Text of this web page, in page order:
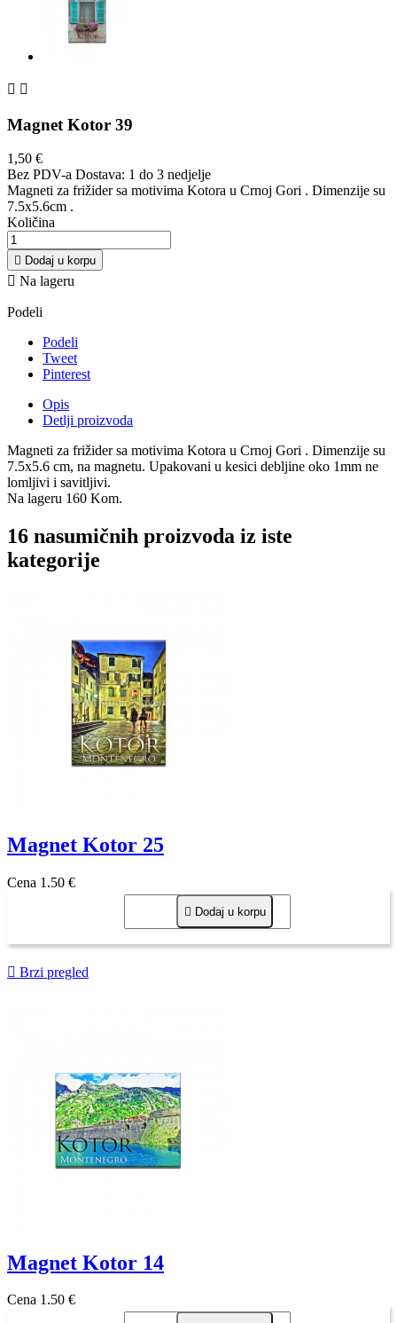
 
Magnet Kotor 39
1,50 €
Bez PDV-a Dostava: 1 do 3 nedjelje
Magneti za frižider sa motivima Kotora u Crnoj Gori . Dimenzije su
7.5x5.6cm .
Količina
 Dodaj u korpu
 Na lageru
Podeli
Podeli
Tweet
Pinterest
Opis
Detlji proizvoda
Magneti za frižider sa motivima Kotora u Crnoj Gori . Dimenzije su
7.5x5.6 cm, na magnetu. Upakovani u kesici debljine oko 1mm ne
lomljivi i savitljivi.
Na lageru 160 Kom.
16 nasumičnih proizvoda iz iste
kategorije
Magnet Kotor 25
Cena 1,50 €
 Dodaj u korpu
 Brzi pregled
Magnet Kotor 14
Cena 1,50 €